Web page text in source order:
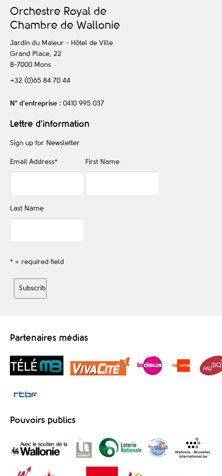
Orchestre Royal de
Chambre de Wallonie
Jardin du Maïeur - Hôtel de Ville
Grand Place, 22
B-7000 Mons
+32 (0)65 84 70 44
N° d’entreprise : 0410 995 037
Lettre d'information
Sign up for Newsletter
Email Address* First Name
Last Name
* = required field
Partenaires médias
Pouvoirs publics